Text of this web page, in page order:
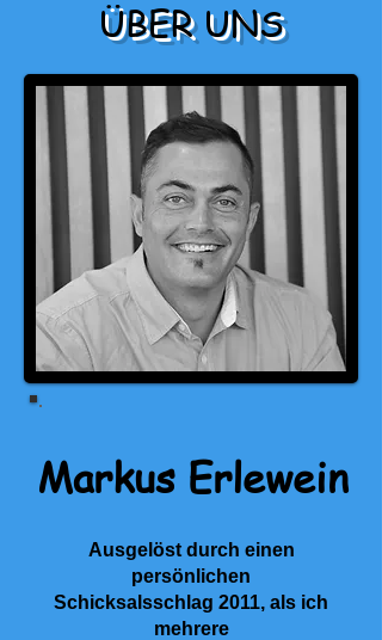
ÜBER UNS
Markus Erlewein
Ausgelöst durch einen
persönlichen
Schicksalsschlag 2011, als ich
mehrere